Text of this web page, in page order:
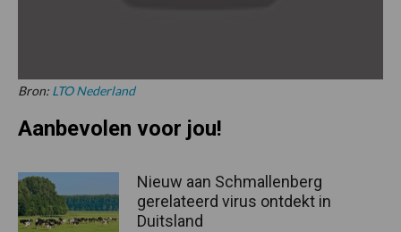
Bron: LTO Nederland
Aanbevolen voor jou!
Nieuw aan Schmallenberg
gerelateerd virus ontdekt in
Duitsland